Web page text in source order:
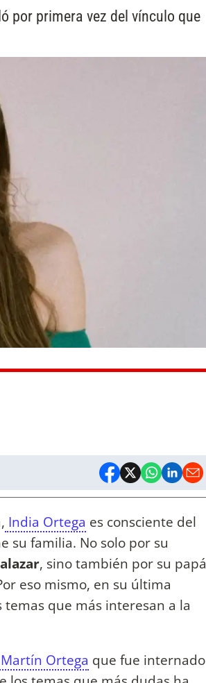
por primera vez del vínculo que
India Ortega es consciente del
su familia. No solo por su
, sino también por su papá
eso mismo, en su última
que más interesan a la
Martín Ortega que fue internado